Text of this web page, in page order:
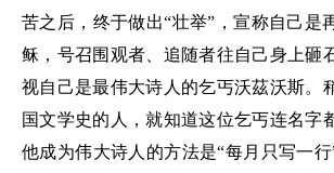
苦之后，终于做出“壮举”，宣称自己是
稣，号召围观者、追随者往自己身上砸
视自己是最伟大诗人的乞丐沃茲沃斯。
国文学史的人，就知道这位乞丐连名字
他成为伟大诗人的方法是“每月只写一